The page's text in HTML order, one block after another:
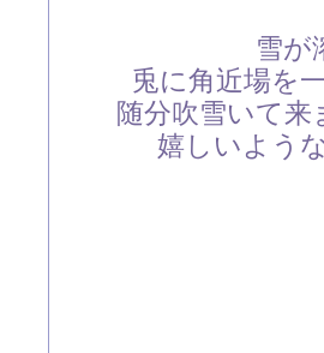
雪が
兎に角近場を
随分吹雪いて
嬉しいよう